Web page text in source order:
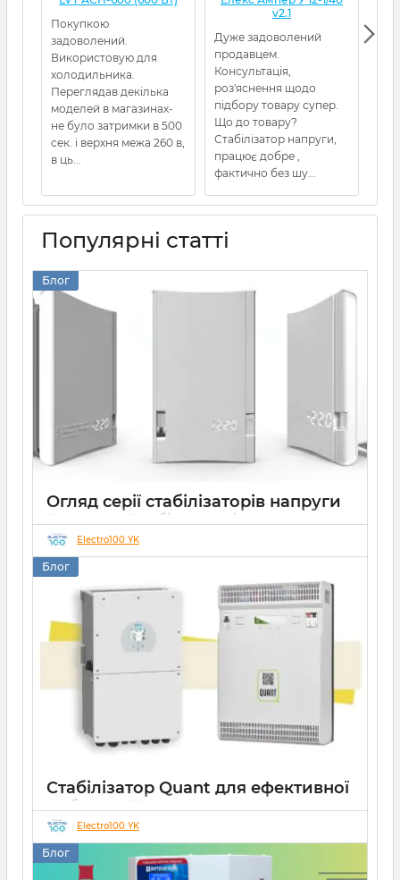
Покупкою
задоволений.
Використовую для
холодильника.
Переглядав декілька
моделей в магазинах-
не було затримки в 500
сек. і верхня межа 260 в,
в ць...
v2.1
Дуже задоволений
продавцем.
Консультація,
роз'яснення щодо
підбору товару супер.
Що до товару?
Стабілізатор напруги,
працює добре ,
фактично без шу...
Популярні статті
Блог
Огляд серії стабілізаторів напруги
Елекс АНТС: більше ніж просто
захист
22 07 2026
Electro100 YK
Блог
Стабілізатор Quant для ефективної
роботи СЕС
14 10 2025
Electro100 YK
Блог